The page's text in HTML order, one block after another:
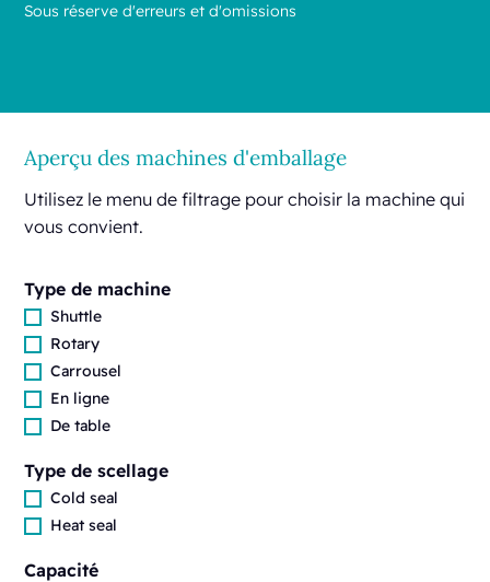
Sous réserve d'erreurs et d'omissions
Aperçu des machines d'emballage
Utilisez le menu de filtrage pour choisir la machine qui
vous convient.
Type de machine
Shuttle
Rotary
Carrousel
En ligne
De table
Type de scellage
Cold seal
Heat seal
Capacité